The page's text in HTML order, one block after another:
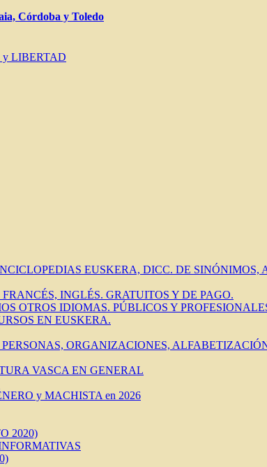
Córdoba y Toledo
y LIBERTAD
EUSKERA, DICC. DE
INGLÉS. GRATUITOS Y DE PAGO.
OTROS IDIOMAS. PÚBLICOS Y
EN EUSKERA.
ORGANIZACIONES,
VASCA EN GENERAL
y MACHISTA en 2026
2020)